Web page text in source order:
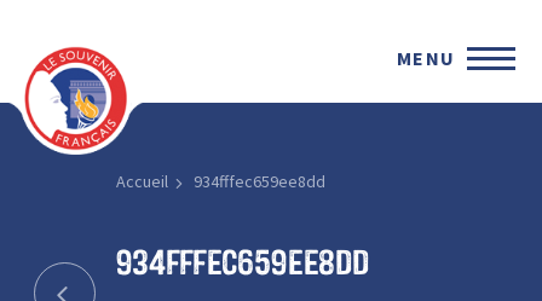
MENU
Accueil 934fffec659ee8dd
934fffec659ee8dd